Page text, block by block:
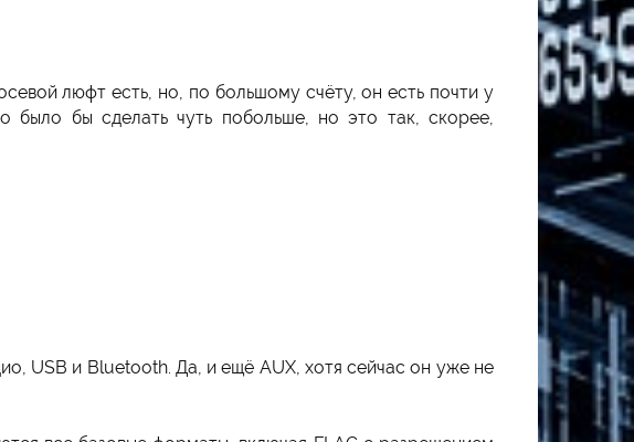
люфт есть, но, по большому счёту, он есть почти у
было бы сделать чуть побольше, но это так, скорее,
USB и Bluetooth. Да, и ещё AUX, хотя сейчас он уже не